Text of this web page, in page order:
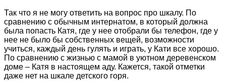
Так что я не могу ответить на вопрос про шкалу. По
сравнению с обычным интернатом, в который должна
была попасть Катя, где у нее отобрали бы телефон, где у
нее не было бы собственных вещей, возможности
учиться, каждый день гулять и играть, у Кати все хорошо.
По сравнению с жизнью с мамой в уютном деревенском
доме – Катя в настоящем аду. Кажется, такой отметки
даже нет на шкале детского горя.